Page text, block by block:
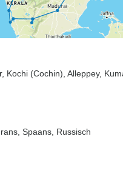
, Kochi (Cochin) , Alleppey,
Spaans, Russisch